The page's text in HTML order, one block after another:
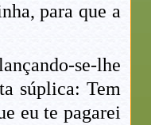
para que a
se-lhe
súplica: Tem
eu te pagarei